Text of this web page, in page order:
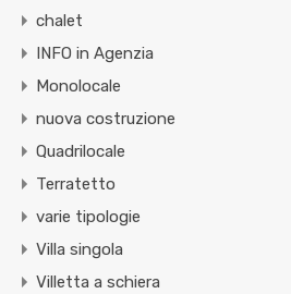
chalet
INFO in Agenzia
Monolocale
nuova costruzione
Quadrilocale
Terratetto
varie tipologie
Villa singola
Villetta a schiera